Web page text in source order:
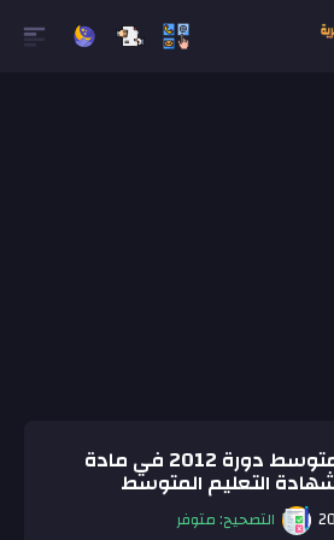
شهادة التعليم المتوسط دورة 2012 في مادة
التعليم المتوسط
التصحيح: متوفر